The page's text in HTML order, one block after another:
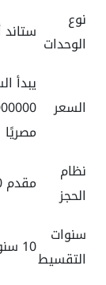
نوع
الوحدات
ستاند
السعر
يبدأ
مصريًا
نظام
الحجز
مقدم 10%
سنوات
التقسيط
10 سنوات